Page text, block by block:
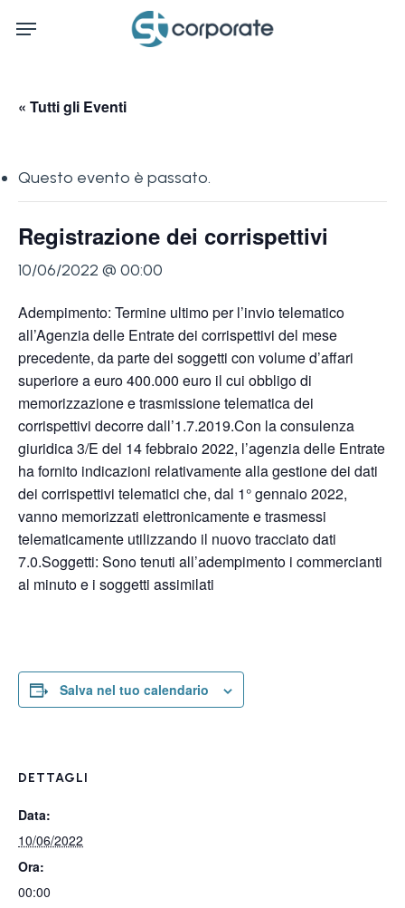
Menu
« Tutti gli Eventi
Questo evento è passato.
Registrazione dei corrispettivi
10/06/2022 @ 00:00
Adempimento: Termine ultimo per l’invio telematico
all’Agenzia delle Entrate dei corrispettivi del mese
precedente, da parte dei soggetti con volume d’affari
superiore a euro 400.000 euro il cui obbligo di
memorizzazione e trasmissione telematica dei
corrispettivi decorre dall’1.7.2019.Con la consulenza
giuridica 3/E del 14 febbraio 2022, l’agenzia delle Entrate
ha fornito indicazioni relativamente alla gestione dei dati
dei corrispettivi telematici che, dal 1° gennaio 2022,
vanno memorizzati elettronicamente e trasmessi
telematicamente utilizzando il nuovo tracciato dati
7.0.Soggetti: Sono tenuti all’adempimento i commercianti
al minuto e i soggetti assimilati
Salva nel tuo calendario
DETTAGLI
Data:
10/06/2022
Ora:
00:00